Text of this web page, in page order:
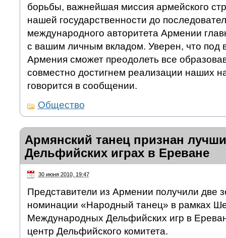
борьбы, важнейшая миссия армейского
нашей государственности до
международного авторитета Армении
с вашим личным вкладом. Уверен, что под
Армения сможет преодолеть все
совместно достигнем реализации наших
говорится в сообщении.
Общество
Армянский танец признан
Дельфийских играх в Ереване
30 июня 2010, 19:47
Представители из Армении получили две
номинации «Народный танец» в рамках
Международных Дельфийских игр в
центр Дельфийского комитета.